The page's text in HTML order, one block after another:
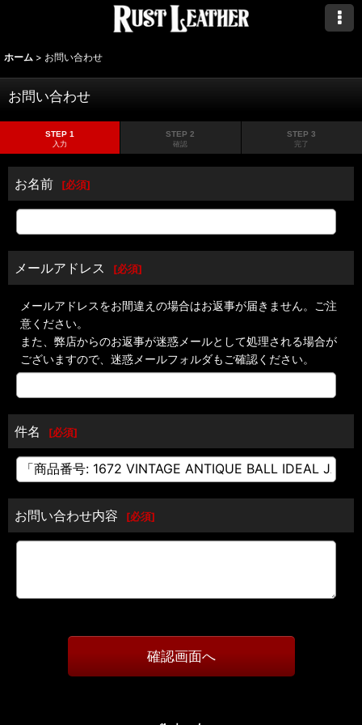
ホーム > お問い合わせ
お問い合わせ
STEP 1
入力
STEP 2
確認
STEP 3
完了
お名前 [必須]
メールアドレス [必須]
メールアドレスをお間違えの場合はお返事が届きません。ご注
意ください。
また、弊店からのお返事が迷惑メールとして処理される場合が
ございますので、迷惑メールフォルダもご確認ください。
件名 [必須]
お問い合わせ内容 [必須]
確認画面へ